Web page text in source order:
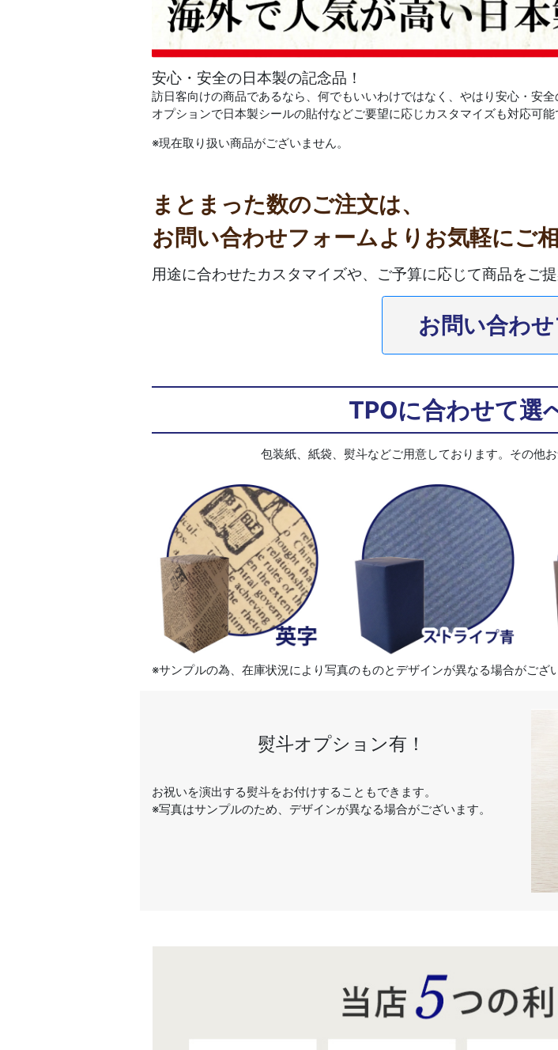
安心・安全の日本製の記念品！
訪日客向けの商品であるなら、何でもいいわけではなく、やはり安心・安全
オプションで日本製シールの貼付などご要望に応じカスタマイズも対応可
※現在取り扱い商品がございません。
まとまった数のご注文は、
お問い合わせフォームよりお気軽にご相
用途に合わせたカスタマイズや、ご予算に応じて商品をご
お問い合わ
TPOに合わせて選
包装紙、紙袋、熨斗などご用意しております。その他
※サンプルの為、在庫状況により写真のものとデザインが異なる場合がござ
熨斗オプション有！
お祝いを演出する熨斗をお付けすることもできます。
※写真はサンプルのため、デザインが異なる場合がございます。